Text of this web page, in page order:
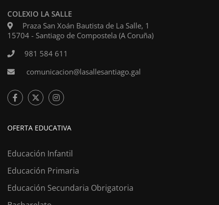
COLEXIO LA SALLE
Praza San Xoán Bautista de La Salle, 1
15704 - Santiago de Compostela (A Coruña)
981 584 611
comunicacion@lasallesantiago.gal
OFERTA EDUCATIVA
Educación Infantil
Educación Primaria
Educación Secundaria Obrigatoria